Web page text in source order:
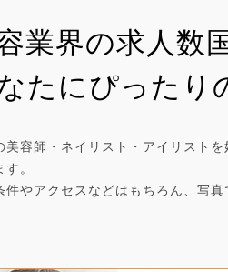
業界の求人数
たにぴったり
美容師・ネイリスト・アイリスト
。
件やアクセスなどはもちろん、写